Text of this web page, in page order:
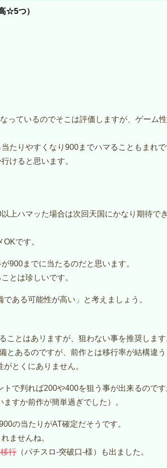
☆5つ）
っているのでそこは評価しますが、ゲーム
たりやすくなり900までハマることもまれで
けると思います。
上ハマッた場合は次回天国にかなり期待で
です。
900までに当たるのだと思います。
とは珍しいです。
ある可能性が高い」と考えましょう。
ことはあリますが、狙わない事を推奨します
とあるのですが、前作とは移行率が結構違
とくにありません。
トで判れば200や400を狙う事が出来るので
すか前作が簡単過ぎでした）。
の当たりがAT確定だそうです。
ませんね。
行 （パチスロ-突破口-様）も出ました。